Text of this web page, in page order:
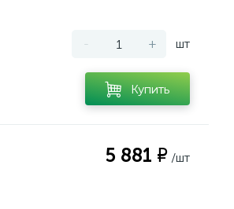
- + шт
Купить
5 881 ₽ /шт